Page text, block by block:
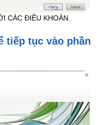
CÁC ĐIỀU KHOẢN.
tiếp tục vào phần